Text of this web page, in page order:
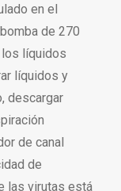
en el
de 270
líquidos
líquidos y
descargar
de canal
de
las virutas está